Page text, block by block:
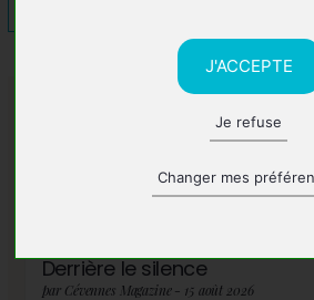
J'ACCEPTE
Je refuse
Changer mes
A lire également
Derrière le silence
par Cévennes Magazine - 15 août 2026